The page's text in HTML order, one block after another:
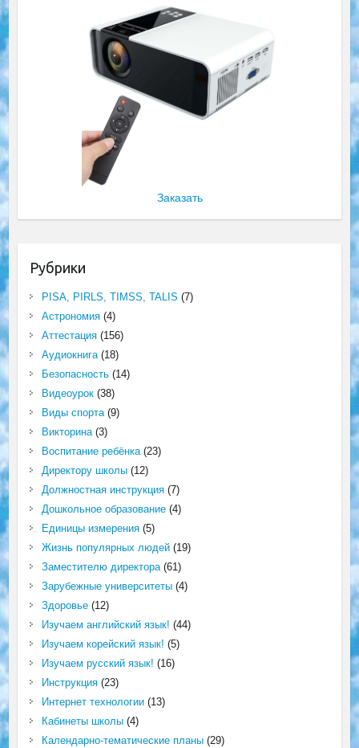
Заказать
Рубрики
PISA, PIRLS, TIMSS, TALIS (7)
Астрономия(4)
Аттестация(156)
Аудиокнига(18)
Безопасность(14)
Видеоурок(38)
Виды спорта(9)
Викторина(3)
Воспитание ребёнка(23)
Директору школы(12)
Должностная инструкция(7)
Дошкольное образование(4)
Единицы измерения(5)
Жизнь популярных людей(19)
Заместителю директора(61)
Зарубежные университеты(4)
Здоровье(12)
Изучаем английский язык! (44)
Изучаем корейский язык! (5)
Изучаем русский язык! (16)
Инструкция(23)
Интернет технологии(13)
Кабинеты школы(4)
Календарно-тематические планы(29)